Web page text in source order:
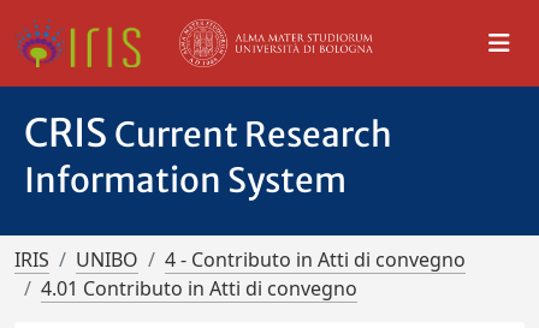
CRIS Current Research
Information System
IRIS UNIBO
4 - Contributo in Atti di convegno
4.01 Contributo in Atti di convegno